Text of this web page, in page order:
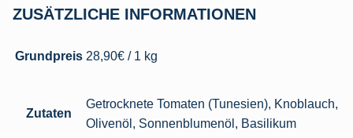
ZUSÄTZLICHE INFORMATIONEN
Grundpreis 28,90€ / 1 kg
Zutaten
Getrocknete Tomaten (Tunesien), Knoblauch,
Olivenöl, Sonnenblumenöl, Basilikum